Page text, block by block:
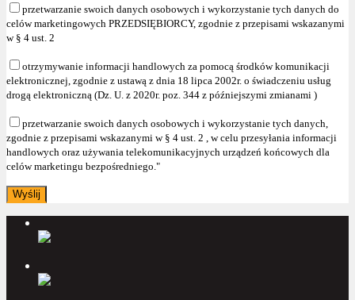
przetwarzanie swoich danych osobowych i wykorzystanie tych danych do
celów marketingowych PRZEDSIĘBIORCY, zgodnie z przepisami wskazanymi
w § 4 ust. 2
otrzymywanie informacji handlowych za pomocą środków komunikacji
elektronicznej, zgodnie z ustawą z dnia 18 lipca 2002r. o świadczeniu usług
drogą elektroniczną (Dz. U. z 2020r. poz. 344 z późniejszymi zmianami )
przetwarzanie swoich danych osobowych i wykorzystanie tych danych,
zgodnie z przepisami wskazanymi w § 4 ust. 2 , w celu przesyłania informacji
handlowych oraz używania telekomunikacyjnych urządzeń końcowych dla
celów marketingu bezpośredniego."